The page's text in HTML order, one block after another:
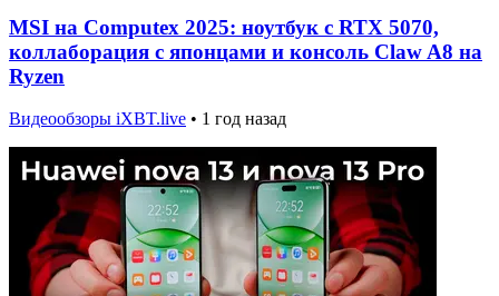
MSI на Computex 2025: ноутбук с RTX 5070,
коллаборация с японцами и консоль Claw A8 на
Ryzen
Видеообзоры iXBT.live • 1 год назад